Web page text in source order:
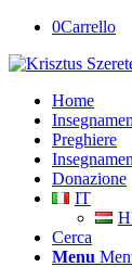
0Carrello
Home
Preghiere
Donazione
IT
Cerca
Menu